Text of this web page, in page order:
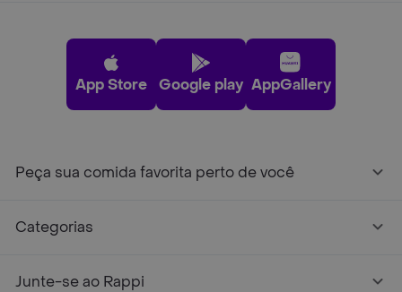
App Store Google play AppGallery
Peça sua comida favorita perto de você
Categorias
Junte-se ao Rappi